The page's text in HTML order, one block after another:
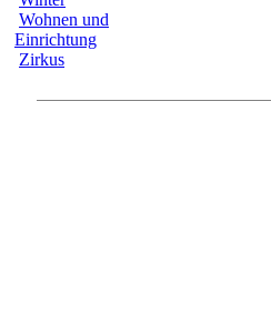
Wohnen und
Einrichtung
Zirkus